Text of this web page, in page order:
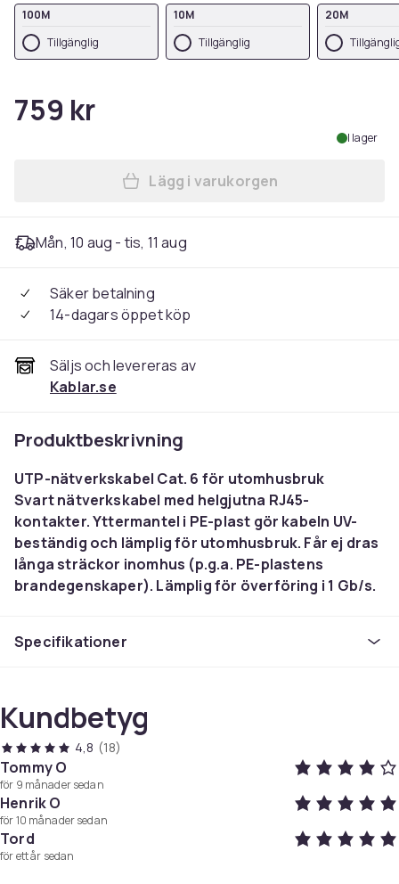
100M
Tillgänglig
10M
Tillgänglig
20M
759 kr
I lager
Lägg till Nätverkskabel
Lägg i varukorgen
Mån, 10 aug - tis, 11 aug
Säker betalning
14-dagars öppet köp
Säljs och levereras av
Kablar.se
Produktbeskrivning
UTP-nätverkskabel Cat. 6 för utomhusbruk
Svart nätverkskabel med helgjutna RJ45-
kontakter. Yttermantel i PE-plast gör kabeln UV-
beständig och lämplig för utomhusbruk. Får ej dras
långa sträckor inomhus (p.g.a. PE-plastens
brandegenskaper). Lämplig för överföring i 1 Gb/s.
Storlek
b70ad357-fe6d-4b7b-a44a-98e8af14d136
Produktsäkerhetsinformation
Specifikationer
Kundbetyg
4,8 (18)
Tommy O
för 9 månader sedan
Henrik O
för 10 månader sedan
Tord
för ett år sedan